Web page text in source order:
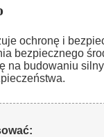
ochronę i
bezpiecznego
na budowaniu